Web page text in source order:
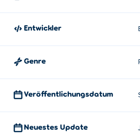
Paper Block kann auf Ihrem Computer
Entwickler
Genre
Veröffentlichungsdatum
Neuestes Update